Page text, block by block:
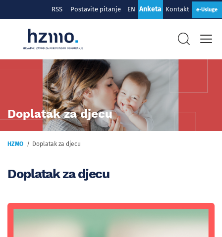
RSS Postavite pitanje EN Anketa Kontakt e-Usluge
Doplatak za djecu
HZMO Doplatak za djecu
Doplatak za djecu